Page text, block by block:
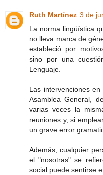
Ruth Martínez 3 de
La norma lingüística
no lleva marca de
estableció por
sino por una
Lenguaje.
Las intervenciones
Asamblea General,
varias veces la
reuniones y, si
un grave error
Además, cualquier
el "nosotras" se
social puede sentirse